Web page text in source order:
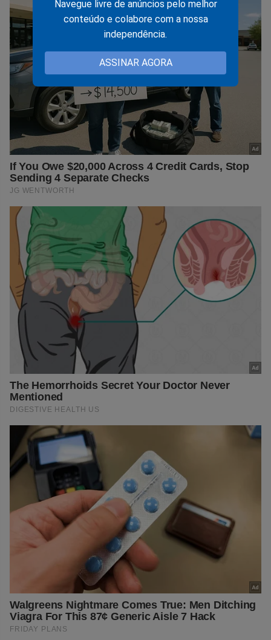
Navegue livre de anúncios pelo melhor
conteúdo e colabore com a nossa
independência.
ASSINAR AGORA